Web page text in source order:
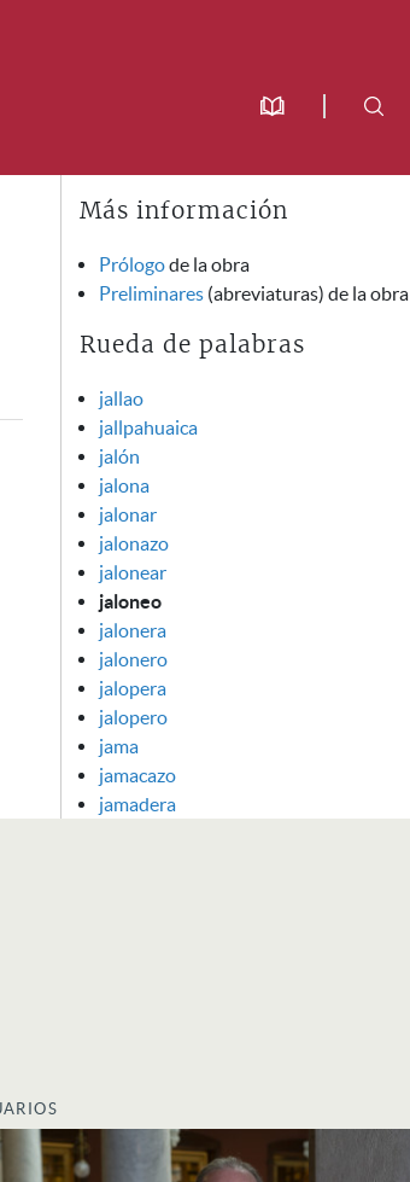
Más información
Prólogode la obra
Preliminares (abreviaturas) de la obra
Rueda de palabras
jallao
jallpahuaica
jalón
jalona
jalonar
jalonazo
jalonear
jaloneo
jalonera
jalonero
jalopera
jalopero
jama
jamacazo
jamadera